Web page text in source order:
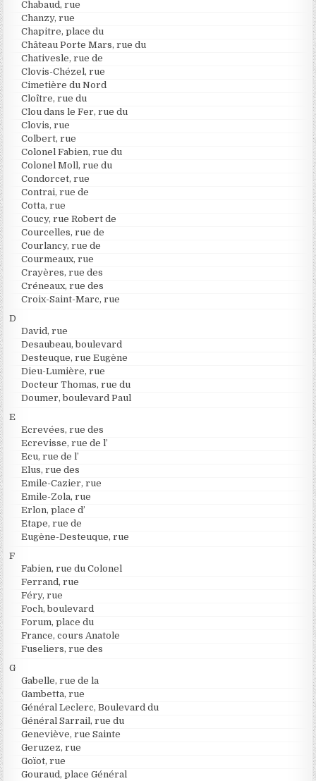
Chabaud, rue
Chanzy, rue
Chapitre, place du
Château Porte Mars, rue du
Chativesle, rue de
Clovis-Chézel, rue
Cimetière du Nord
Cloître, rue du
Clou dans le Fer, rue du
Clovis, rue
Colbert, rue
Colonel Fabien, rue du
Colonel Moll, rue du
Condorcet, rue
Contrai, rue de
Cotta, rue
Coucy, rue Robert de
Courcelles, rue de
Courlancy, rue de
Courmeaux, rue
Crayères, rue des
Créneaux, rue des
Croix-Saint-Marc, rue
D
David, rue
Desaubeau, boulevard
Desteuque, rue Eugène
Dieu-Lumière, rue
Docteur Thomas, rue du
Doumer, boulevard Paul
E
Ecrevées, rue des
Ecrevisse, rue de l’
Ecu, rue de l’
Elus, rue des
Emile-Cazier, rue
Emile-Zola, rue
Erlon, place d’
Etape, rue de
Eugène-Desteuque, rue
F
Fabien, rue du Colonel
Ferrand, rue
Féry, rue
Foch, boulevard
Forum, place du
France, cours Anatole
Fuseliers, rue des
G
Gabelle, rue de la
Gambetta, rue
Général Leclerc, Boulevard du
Général Sarrail, rue du
Geneviève, rue Sainte
Geruzez, rue
Goïot, rue
Gouraud, place Général